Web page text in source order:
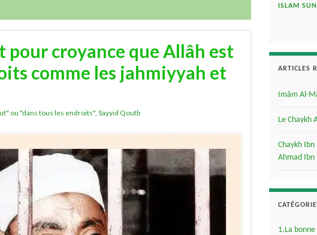
pour croyance que Allâh est
comme les jahmiyyah et
ou "dans tous les endroits", Sayyid Qoutb
ISLAM
ARTICLES
Imâm Al-
Le Chaykh
Chaykh Ibn
Ahmad Ibn
1.La